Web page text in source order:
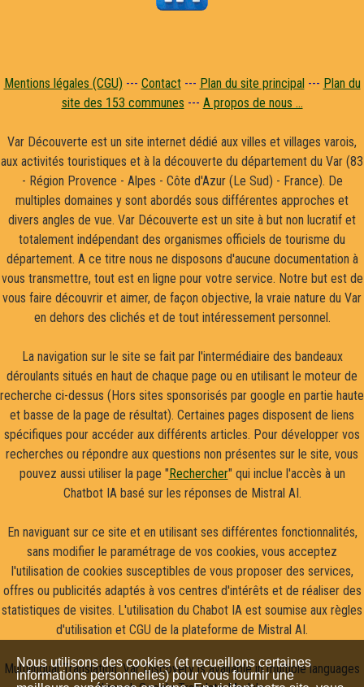
Mentions légales (CGU) --- Contact--- Plan du site principal--- Plan du
site des 153 communes --- A propos de nous ...
Var Découverte est un site internet dédié aux villes et villages varois,
aux activités touristiques et à la découverte du département du Var (83
- Région Provence - Alpes - Côte d'Azur (Le Sud) - France). De
multiples domaines y sont abordés sous différentes approches et
divers angles de vue. Var Découverte est un site à but non lucratif et
totalement indépendant des organismes officiels de tourisme du
département. A ce titre nous ne disposons d'aucune documentation à
vous transmettre, tout est en ligne pour votre service. Notre but est de
vous faire découvrir et aimer, de façon objective, la vraie nature du Var
en dehors des clichés et de tout intéressement personnel.
La navigation sur le site se fait par l'intermédiaire des bandeaux
déroulants situés en haut de chaque page ou en utilisant le moteur de
recherche ci-dessus (Hors sites sponsorisés par google en partie haute
et basse de la page de résultat). Certaines pages disposent de liens
spécifiques pour accéder aux différents articles. Pour développer vos
recherches ou répondre aux questions non présentes sur le site, vous
pouvez aussi utiliser la page "Rechercher" qui inclue l'accès à un
Chatbot IA basé sur les réponses de Mistral AI.
En naviguant sur ce site et en utilisant ses différentes fonctionnalités,
sans modifier le paramétrage de vos cookies, vous acceptez
l'utilisation de cookies susceptibles de vous proposer des services,
offres ou publicités adaptés à vos centres d'intérêts et de réaliser des
statistiques de visites. L'utilisation du Chabot IA est soumise aux règles
d'utilisation et CGU de la plateforme de Mistral AI.
Multilingual Translation: Var Discovery is available in multiple languages
Nous utilisons des cookies (et recueillons certaines
informations personnelles) pour vous fournir une